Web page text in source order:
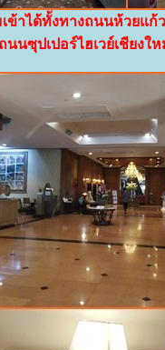
ข้าได้ทั้งทางถนนห้วย
ถนนซุปเปอร์ไฮเวย์เชีย